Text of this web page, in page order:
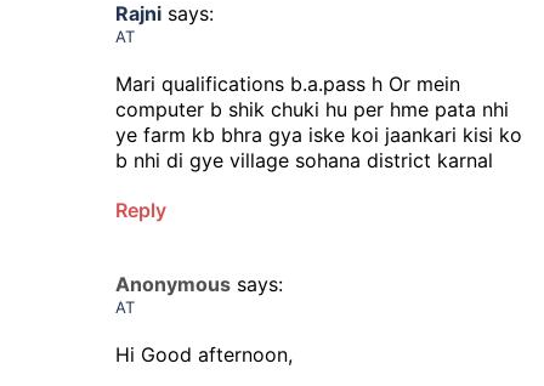
Rajni says:
AT
Mari qualifications b.a.pass h Or mein
computer b shik chuki hu per hme pata nhi
ye farm kb bhra gya iske koi jaankari kisi ko
b nhi di gye village sohana district karnal
Reply
Anonymous says:
AT
Hi Good afternoon,